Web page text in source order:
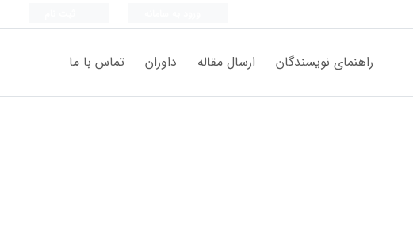
راهنمای نویسندگان ارسال مقاله داوران تماس با ما